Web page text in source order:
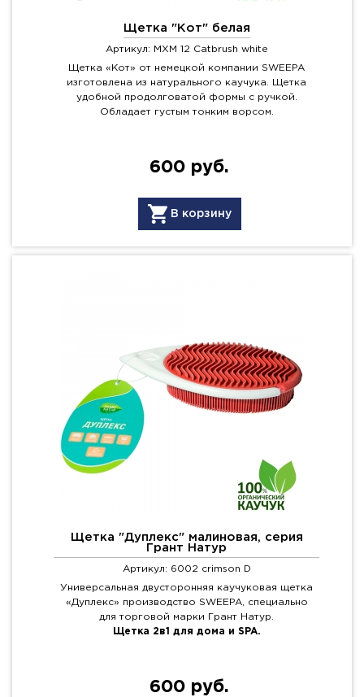
Щетка "Кот" белая
Артикул: MXM 12 Catbrush white
Щетка «Кот» от немецкой компании SWEEPA
изготовлена из натурального каучука. Щетка
удобной продолговатой формы с ручкой.
Обладает густым тонким ворсом.
600 руб.
В корзину
Щетка "Дуплекс" малиновая, серия
Грант Натур
Артикул: 6002 crimson D
Универсальная двусторонняя каучуковая щетка
«Дуплекс» производство SWEEPA, специально
для торговой марки Грант Натур.
Щетка 2в1 для дома и SPA.
600 руб.